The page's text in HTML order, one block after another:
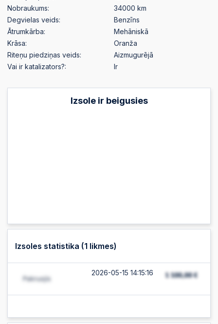
Nobraukums:
34000 km
Degvielas veids:
Benzīns
Ātrumkārba:
Mehāniskā
Krāsa:
Oranža
Riteņu piedziņas veids:
Aizmugurējā
Vai ir katalizators?:
Ir
Izsole ir beigusies
Izsoles statistika (1 likmes)
2026-05-15 14:15:16